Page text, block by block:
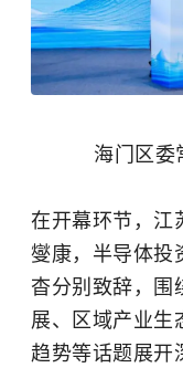
海门区委
在开幕环节，江
燮康，半导体投
杳分别致辞，围
展、区域产业生
趋势等话题展开